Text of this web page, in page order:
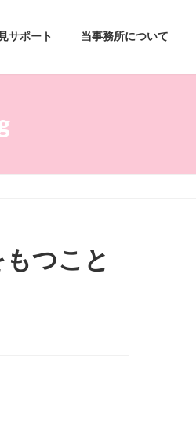
サポート 当事務所について
つこと